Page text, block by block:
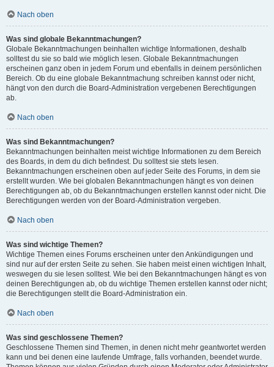
Nach oben
Was sind globale Bekanntmachungen?
Globale Bekanntmachungen beinhalten wichtige Informationen, deshalb
solltest du sie so bald wie möglich lesen. Globale Bekanntmachungen
erscheinen ganz oben in jedem Forum und ebenfalls in deinem persönlichen
Bereich. Ob du eine globale Bekanntmachung schreiben kannst oder nicht,
hängt von den durch die Board-Administration vergebenen Berechtigungen
ab.
Nach oben
Was sind Bekanntmachungen?
Bekanntmachungen beinhalten meist wichtige Informationen zu dem Bereich
des Boards, in dem du dich befindest. Du solltest sie stets lesen.
Bekanntmachungen erscheinen oben auf jeder Seite des Forums, in dem sie
erstellt wurden. Wie bei globalen Bekanntmachungen hängt es von deinen
Berechtigungen ab, ob du Bekanntmachungen erstellen kannst oder nicht. Die
Berechtigungen werden von der Board-Administration vergeben.
Nach oben
Was sind wichtige Themen?
Wichtige Themen eines Forums erscheinen unter den Ankündigungen und
sind nur auf der ersten Seite zu sehen. Sie haben meist einen wichtigen Inhalt,
weswegen du sie lesen solltest. Wie bei den Bekanntmachungen hängt es von
deinen Berechtigungen ab, ob du wichtige Themen erstellen kannst oder nicht;
die Berechtigungen stellt die Board-Administration ein.
Nach oben
Was sind geschlossene Themen?
Geschlossene Themen sind Themen, in denen nicht mehr geantwortet werden
kann und bei denen eine laufende Umfrage, falls vorhanden, beendet wurde.